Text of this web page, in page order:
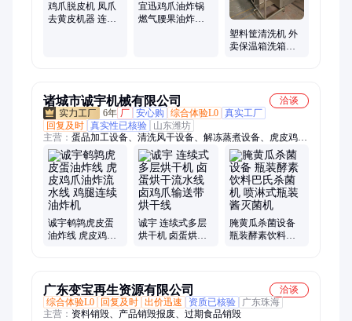
鸡爪脱皮机 凤爪
去黄皮机器 连续
宜迅鸡爪油炸锅
燃气腰果油炸机
塑料筐清洗机 外
卖保温箱洗箱机
诸城市诚宇机械有限公司
洽谈
6年 厂 安心购 综合体验L0 真实工厂
回复及时 真实性已核验
山东潍坊
主营： 蛋品加工设备、清洗风干设备、解冻蒸煮设备、虎皮鸡爪
油炸流水线、洗筐机、包裹冷链消杀机、巴氏杀菌设备、烘干烘
烤设备
诚宇鹌鹑虎皮蛋
油炸线 虎皮鸡爪
诚宇 连续式多层
烘干机 卤蛋烘干
腌黄瓜杀菌设备
瓶装酵素饮料巴
广东变宝再生资源有限公司
洽谈
综合体验L0
回复及时 出价迅速 资质已核验
广东珠海
主营： 资料销毁、产品销毁报废、过期食品销毁